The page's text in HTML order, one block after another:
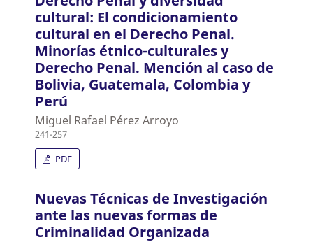
cultural: El condicionamiento
cultural en el Derecho Penal.
Minorías étnico-culturales y
Derecho Penal. Mención al caso de
Bolivia, Guatemala, Colombia y
Perú
Miguel Rafael Pérez Arroyo
241-257
PDF
Nuevas Técnicas de Investigación
ante las nuevas formas de
Criminalidad Organizada